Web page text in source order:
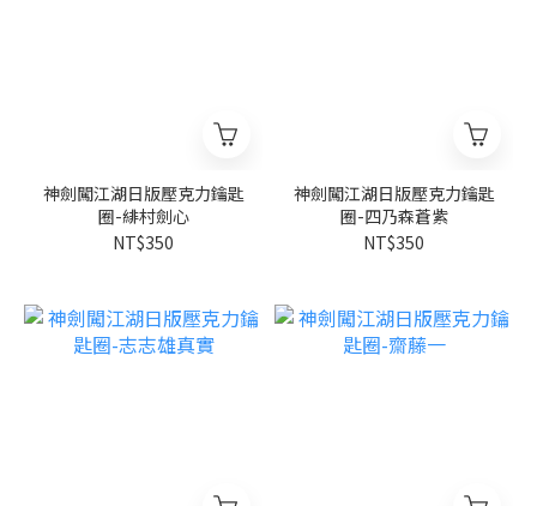
神劍闖江湖日版壓克力鑰匙
圈-緋村劍心
NT$350
神劍闖江湖日版壓克力鑰匙
圈-四乃森蒼紫
NT$350